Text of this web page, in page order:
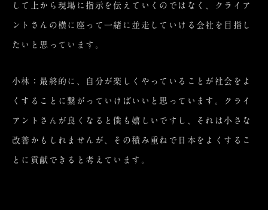
して上から現場に指示を伝えていくのではなく、クライア
ントさんの横に座って一緒に並走していける会社を目指し
たいと思っています。
小林：最終的に、自分が楽しくやっていることが社会をよ
くすることに繋がっていけばいいと思っています。クライ
アントさんが良くなると僕も嬉しいですし、それは小さな
改善かもしれませんが、その積み重ねで日本をよくするこ
とに貢献できると考えています。